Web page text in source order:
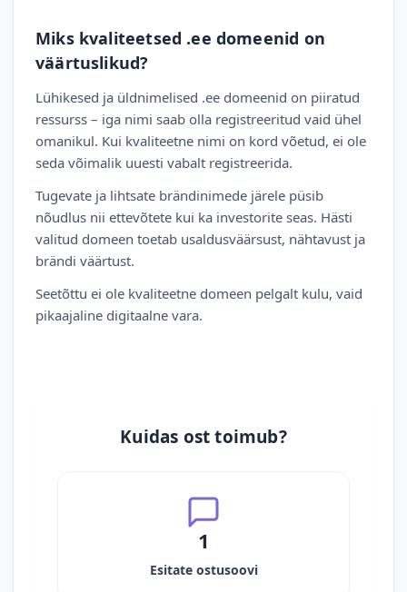
Miks kvaliteetsed .ee domeenid on
väärtuslikud?
Lühikesed ja üldnimelised .ee domeenid on piiratud
ressurss – iga nimi saab olla registreeritud vaid ühel
omanikul. Kui kvaliteetne nimi on kord võetud, ei ole
seda võimalik uuesti vabalt registreerida.
Tugevate ja lihtsate brändinimede järele püsib
nõudlus nii ettevõtete kui ka investorite seas. Hästi
valitud domeen toetab usaldusväärsust, nähtavust ja
brändi väärtust.
Seetõttu ei ole kvaliteetne domeen pelgalt kulu, vaid
pikaajaline digitaalne vara.
Kuidas ost toimub?
1
Esitate ostusoovi